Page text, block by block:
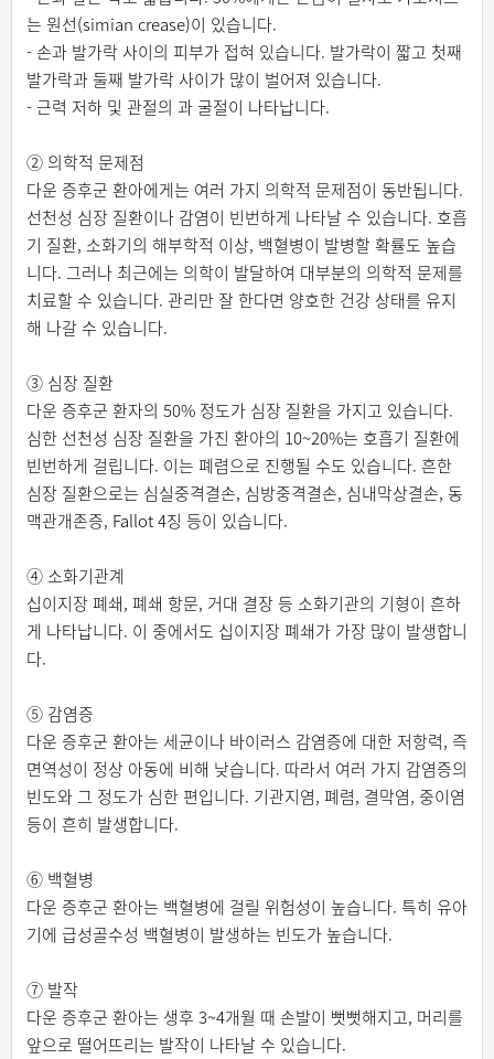
는 원선(simian crease)이 있습니다.
- 손과 발가락 사이의 피부가 접혀 있습니다. 발가락이 짧고 첫째
발가락과 둘째 발가락 사이가 많이 벌어져 있습니다.
- 근력 저하 및 관절의 과 굴절이 나타납니다.
② 의학적 문제점
다운 증후군 환아에게는 여러 가지 의학적 문제점이 동반됩니다.
선천성 심장 질환이나 감염이 빈번하게 나타날 수 있습니다. 호흡
기 질환, 소화기의 해부학적 이상, 백혈병이 발병할 확률도 높습
니다. 그러나 최근에는 의학이 발달하여 대부분의 의학적 문제를
치료할 수 있습니다. 관리만 잘 한다면 양호한 건강 상태를 유지
해 나갈 수 있습니다.
③ 심장 질환
다운 증후군 환자의 50% 정도가 심장 질환을 가지고 있습니다.
심한 선천성 심장 질환을 가진 환아의 10~20%는 호흡기 질환에
빈번하게 걸립니다. 이는 폐렴으로 진행될 수도 있습니다. 흔한
심장 질환으로는 심실중격결손, 심방중격결손, 심내막상결손, 동
맥관개존증, Fallot 4징 등이 있습니다.
④ 소화기관계
십이지장 폐쇄, 폐쇄 항문, 거대 결장 등 소화기관의 기형이 흔하
게 나타납니다. 이 중에서도 십이지장 폐쇄가 가장 많이 발생합니
다.
⑤ 감염증
다운 증후군 환아는 세균이나 바이러스 감염증에 대한 저항력, 즉
면역성이 정상 아동에 비해 낮습니다. 따라서 여러 가지 감염증의
빈도와 그 정도가 심한 편입니다. 기관지염, 폐렴, 결막염, 중이염
등이 흔히 발생합니다.
⑥ 백혈병
다운 증후군 환아는 백혈병에 걸릴 위험성이 높습니다. 특히 유아
기에 급성골수성 백혈병이 발생하는 빈도가 높습니다.
⑦ 발작
다운 증후군 환아는 생후 3~4개월 때 손발이 뻣뻣해지고, 머리를
앞으로 떨어뜨리는 발작이 나타날 수 있습니다.